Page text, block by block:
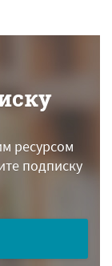
ресурсом
подписку